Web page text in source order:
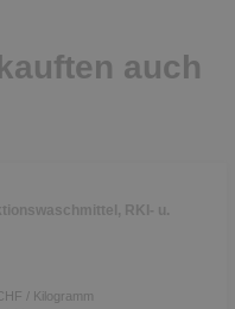
auch
RKI- u.
/ Kilogramm